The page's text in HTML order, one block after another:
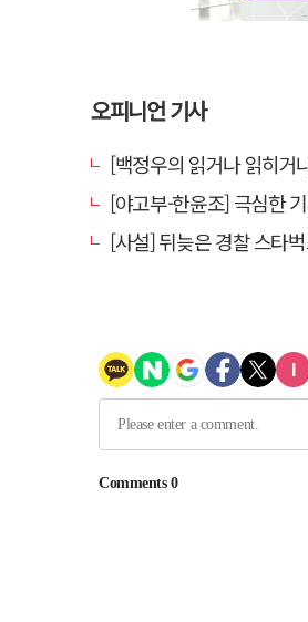
오피니언 기사
[백정우의 읽거나 읽히거
[야고부-한윤조] 극심한
[사설] 뒤늦은 경찰 스타벅스